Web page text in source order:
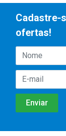
Cadastre-
ofertas!